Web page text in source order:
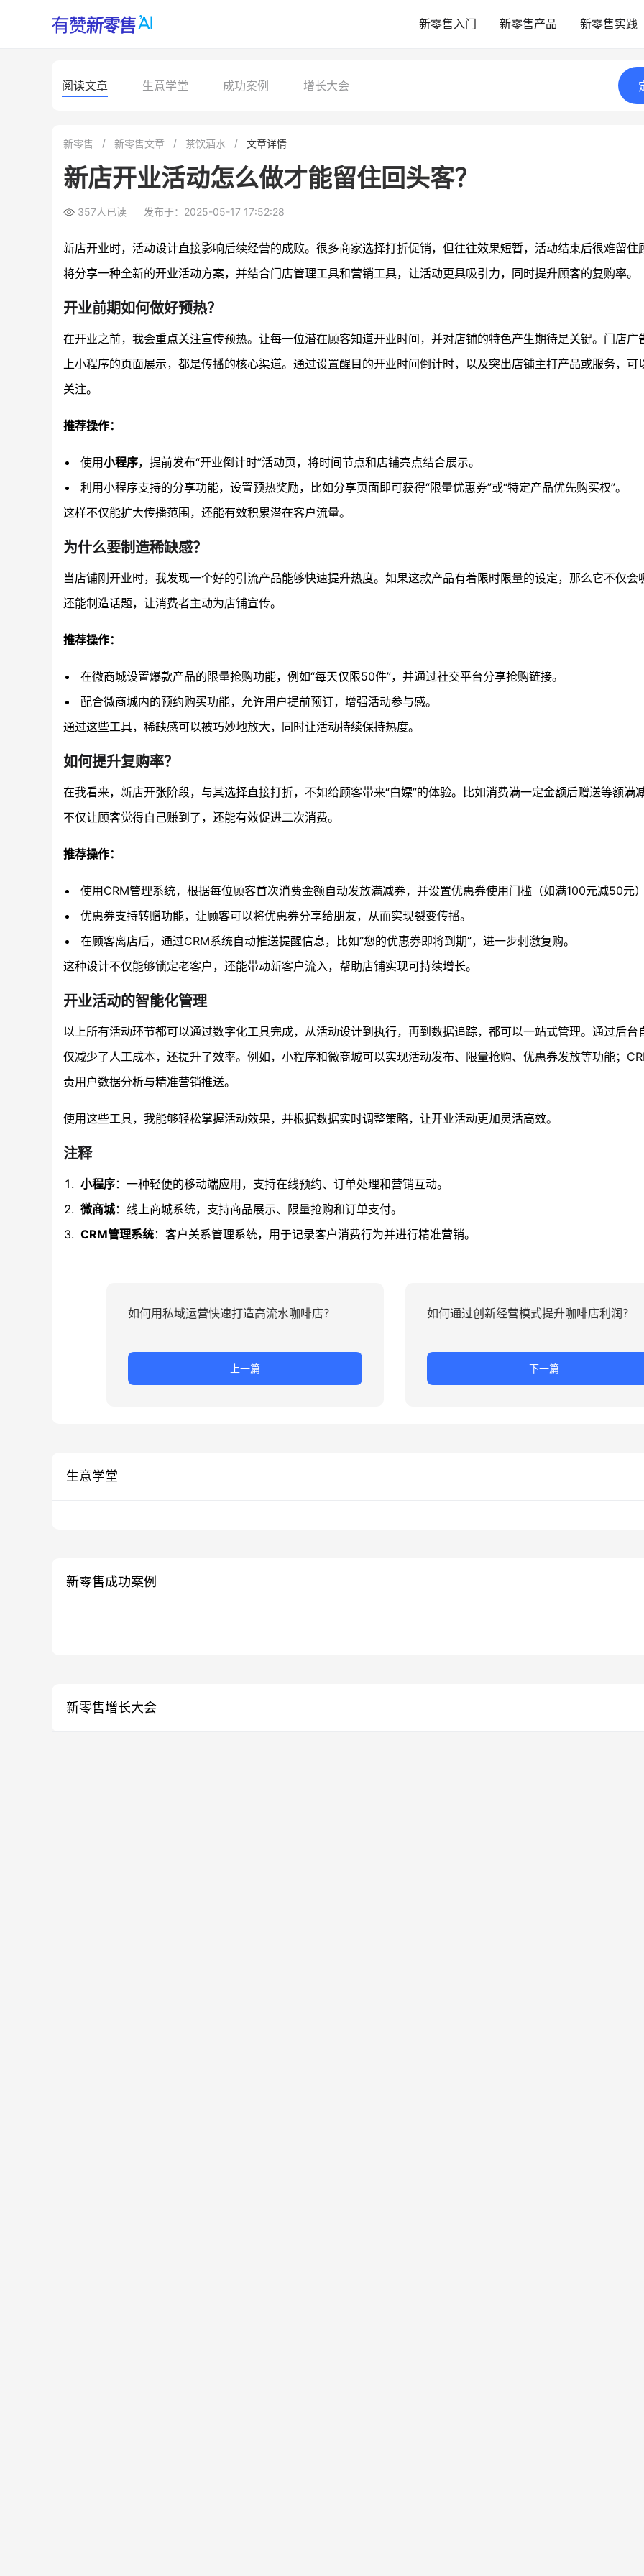
新零售入门 新零售产品 新零售实践
阅读文章 生意学堂 成功案例 增长大会
新零售 新零售文章 茶饮酒水 文章详情
新店开业活动怎么做才能留住回头客？
357人已读 发布于：2025-05-17 17:52:28
新店开业时，活动设计直接影响后续经营的成败。很多商家选择打折促销，但往往效果短暂，活动结束后很难留住
将分享一种全新的开业活动方案，并结合门店管理工具和营销工具，让活动更具吸引力，同时提升顾客的复购率。
开业前期如何做好预热？
在开业之前，我会重点关注宣传预热。让每一位潜在顾客知道开业时间，并对店铺的特色产生期待是关键。门店广
上小程序的页面展示，都是传播的核心渠道。通过设置醒目的开业时间倒计时，以及突出店铺主打产品或服务，可
关注。
推荐操作：
使用小程序，提前发布“开业倒计时”活动页，将时间节点和店铺亮点结合展示。
利用小程序支持的分享功能，设置预热奖励，比如分享页面即可获得“限量优惠券”或“特定产品优先购买权”。
这样不仅能扩大传播范围，还能有效积累潜在客户流量。
为什么要制造稀缺感？
当店铺刚开业时，我发现一个好的引流产品能够快速提升热度。如果这款产品有着限时限量的设定，那么它不仅会
还能制造话题，让消费者主动为店铺宣传。
推荐操作：
在微商城设置爆款产品的限量抢购功能，例如“每天仅限50件”，并通过社交平台分享抢购链接。
配合微商城内的预约购买功能，允许用户提前预订，增强活动参与感。
通过这些工具，稀缺感可以被巧妙地放大，同时让活动持续保持热度。
如何提升复购率？
在我看来，新店开张阶段，与其选择直接打折，不如给顾客带来“白嫖”的体验。比如消费满一定金额后赠送等额满
不仅让顾客觉得自己赚到了，还能有效促进二次消费。
推荐操作：
使用CRM管理系统，根据每位顾客首次消费金额自动发放满减券，并设置优惠券使用门槛（如满100元减50元
优惠券支持转赠功能，让顾客可以将优惠券分享给朋友，从而实现裂变传播。
在顾客离店后，通过CRM系统自动推送提醒信息，比如“您的优惠券即将到期”，进一步刺激复购。
这种设计不仅能够锁定老客户，还能带动新客户流入，帮助店铺实现可持续增长。
开业活动的智能化管理
以上所有活动环节都可以通过数字化工具完成，从活动设计到执行，再到数据追踪，都可以一站式管理。通过后台
仅减少了人工成本，还提升了效率。例如，小程序和微商城可以实现活动发布、限量抢购、优惠券发放等功能；
责用户数据分析与精准营销推送。
使用这些工具，我能够轻松掌握活动效果，并根据数据实时调整策略，让开业活动更加灵活高效。
注释
小程序：一种轻便的移动端应用，支持在线预约、订单处理和营销互动。
微商城：线上商城系统，支持商品展示、限量抢购和订单支付。
CRM管理系统：客户关系管理系统，用于记录客户消费行为并进行精准营销。
如何用私域运营快速打造高流水咖啡店？
上一篇
如何通过创新经营模式提升咖啡店利润？
下一篇
生意学堂
新零售成功案例
新零售增长大会